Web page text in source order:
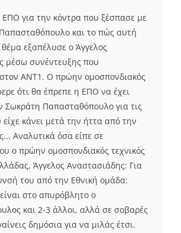
ΕΠΟ για την κόντρα που ξέσπασε με
και το πώς αυτή
θέμα εξαπέλυσε ο Άγγελος
μέσω συνέντευξης που
ΑΝΤ1. Ο πρώην ομοσπονδιακός
ότι θα έπρεπε η ΕΠΟ να έχει
Σωκράτη Παπασταθόπουλο για τις
κάνει μετά την ήττα από την
Αναλυτικά όσα είπε σε
ο πρώην ομοσπονδιακός τεχνικός
Άγγελος Αναστασιάδης: Για
του από την Εθνική ομάδα:
στο απυρόβλητο ο
και 2-3 άλλοι, αλλά σε σοβαρές
δημόσια για να μιλάς έτσι.